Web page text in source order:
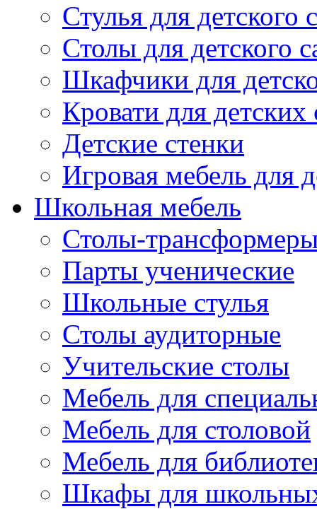
Стулья для детского
Столы для детского
Шкафчики для
Кровати для детских
Детские стенки
Игровая мебель для
Школьная мебель
Столы-
Парты ученические
Школьные стулья
Столы аудиторные
Учительские столы
Мебель для
Мебель для столовой
Мебель для
Шкафы для